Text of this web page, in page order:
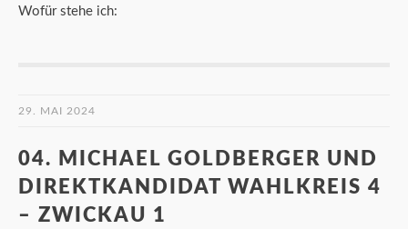
Wofür stehe ich:
29. MAI 2024
04. MICHAEL GOLDBERGER UND
DIREKTKANDIDAT WAHLKREIS 4
– ZWICKAU 1